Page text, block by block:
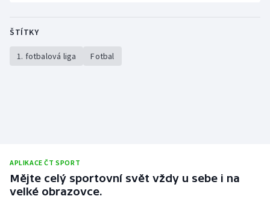
ŠTÍTKY
1. fotbalová liga Fotbal
APLIKACE ČT SPORT
Mějte celý sportovní svět vždy u sebe i na
velké obrazovce.